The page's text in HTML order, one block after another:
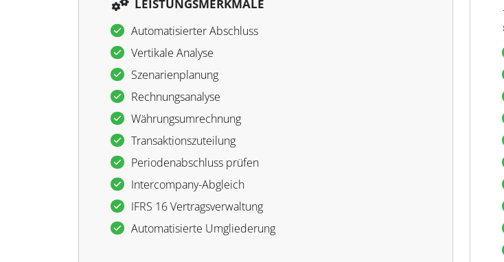
LEISTUNGSMERKMALE
Automatisierter Abschluss
Vertikale Analyse
Szenarienplanung
Rechnungsanalyse
Währungsumrechnung
Transaktionszuteilung
Periodenabschluss prüfen
Intercompany-Abgleich
IFRS 16 Vertragsverwaltung
Automatisierte Umgliederung